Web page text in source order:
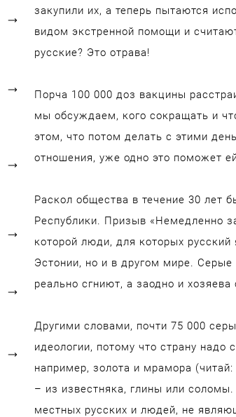
закупили их, а теперь пытаются
видом экстренной помощи и
русские? Это отрава!
Порча 100 000 доз вакцины
мы обсуждаем, кого сокращать и
этом, что потом делать с этими
отношения, уже одно это поможет
Раскол общества в течение 30 лет
Республики. Призыв «Немедленно
которой люди, для которых
Эстонии, но и в другом мире.
реально сгниют, а заодно и хозяева
Другими словами, почти 75 000
идеологии, потому что страну надо
например, золота и мрамора
– из известняка, глины или
местных русских и людей, не